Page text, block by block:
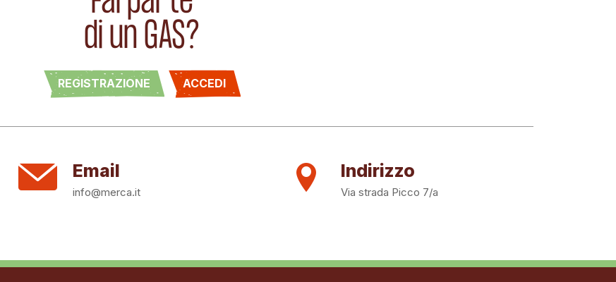
di un GAS?
REGISTRAZIONE ACCEDI
Email
info@merca.it
Indirizzo
Via strada Picco 7/a